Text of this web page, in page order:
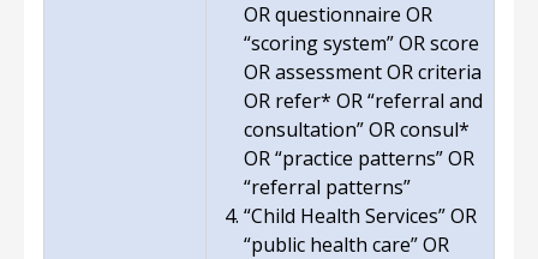
OR questionnaire OR
“scoring system” OR score
OR assessment OR criteria
OR refer* OR “referral and
consultation” OR consul*
OR “practice patterns” OR
“referral patterns”
“Child Health Services” OR
“public health care” OR